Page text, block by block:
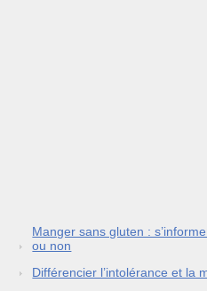
Manger sans gluten :
ou non
Différencier l’intolérance et la